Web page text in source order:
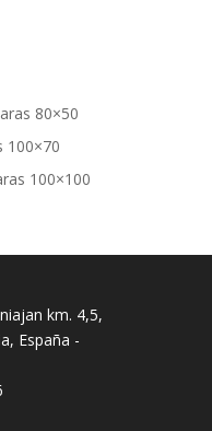
80×50
100×70
100×100
km. 4,5,
España -